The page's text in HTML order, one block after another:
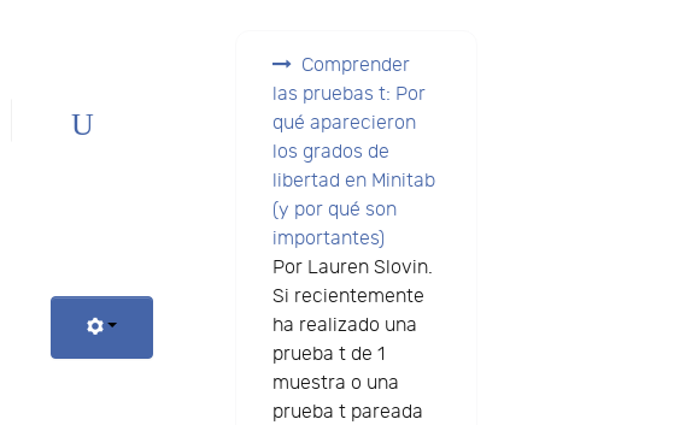
Comprender
las pruebas t: Por
qué aparecieron
los grados de
libertad en Minitab
(y por qué son
importantes)
Por Lauren Slovin.
Si recientemente
ha realizado una
prueba t de 1
muestra o una
prueba t pareada